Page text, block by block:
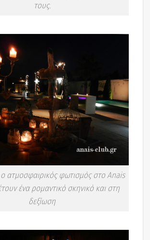
τους.
ο ατμοσφαιρικός φωτισμός στο Anais
ένα ρομαντικό σκηνικό και στη
δεξίωση